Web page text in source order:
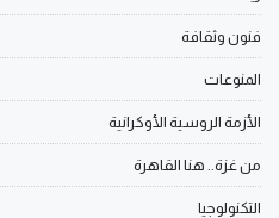
فنون وثقافة
المنوعات
الأزمة الروسية الأوكرانية
من غزة.. هنا القاهرة
التكنولوجيا